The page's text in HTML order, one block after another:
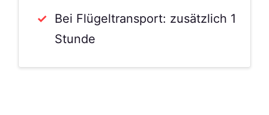
Bei Flügeltransport: zusätzlich 1
Stunde